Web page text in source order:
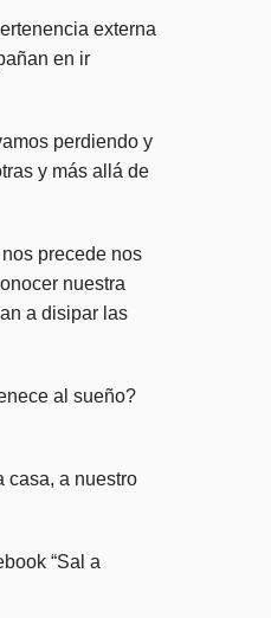
externa
en ir
perdiendo y
y más allá de
precede nos
nuestra
a disipar las
al sueño?
casa, a nuestro
“Sal a